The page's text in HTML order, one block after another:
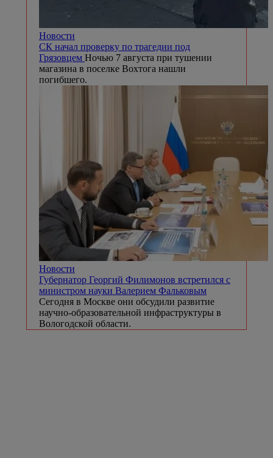
Новости
СК начал проверку по трагедии под
Грязовцем Ночью 7 августа при тушении
магазина в поселке Вохтога нашли
погибшего.
Новости
Губернатор Георгий Филимонов встретился с
министром науки Валерием Фальковым
Сегодня в Москве они обсудили развитие
научно-образовательной инфраструктуры в
Вологодской области.